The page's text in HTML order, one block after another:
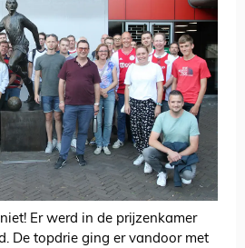
Er werd in de prijzenkamer
De topdrie ging er vandoor met